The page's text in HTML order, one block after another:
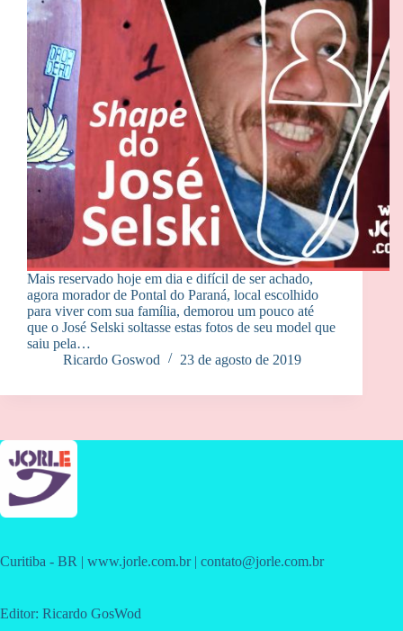
Mais reservado hoje em dia e difícil de ser achado,
agora morador de Pontal do Paraná, local escolhido
para viver com sua família, demorou um pouco até
que o José Selski soltasse estas fotos de seu model que
saiu pela…
Ricardo Goswod
23 de agosto de 2019
Curitiba - BR | www.jorle.com.br | contato@jorle.com.br
Editor: Ricardo GosWod